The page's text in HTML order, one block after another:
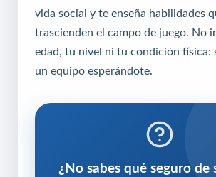
vida social y te enseña habilidades
trascienden el campo de juego. No
edad, tu nivel ni tu condición física:
un equipo esperándote.
¿No sabes qué seguro de